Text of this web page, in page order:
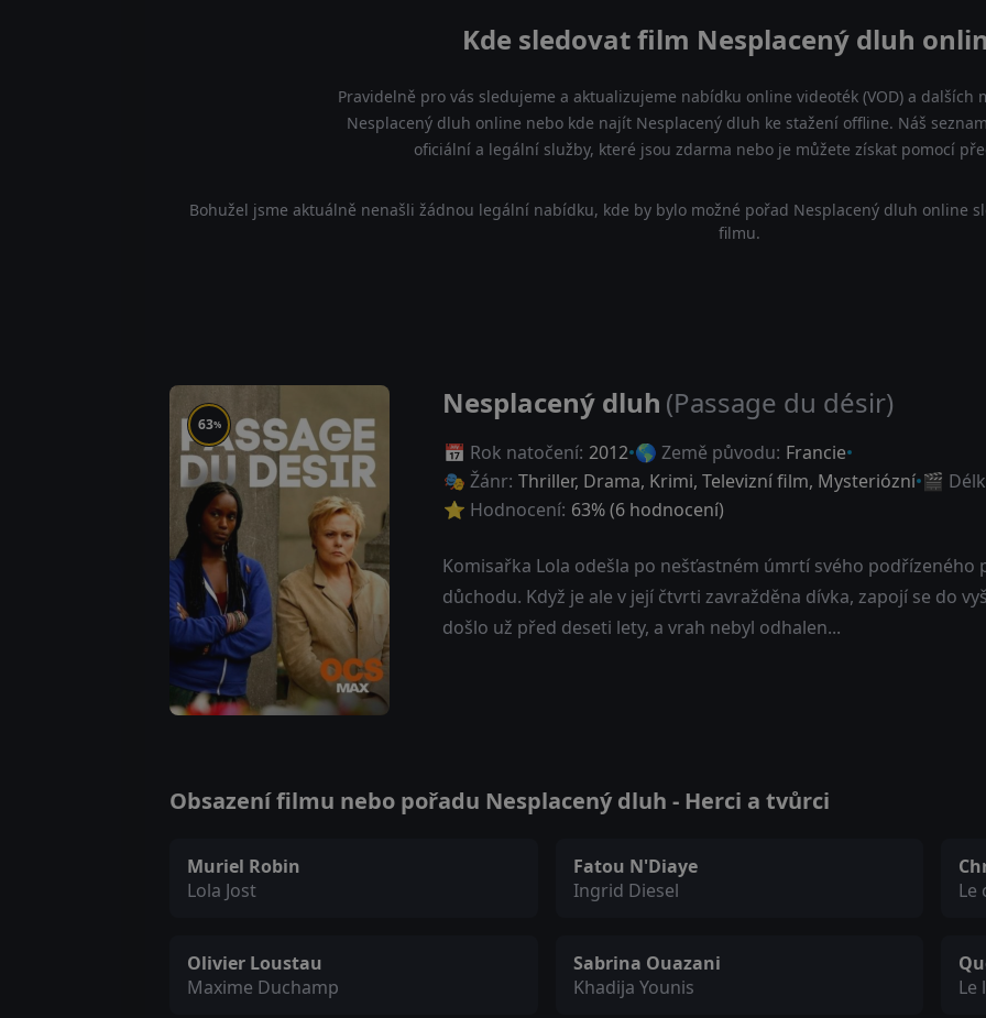
Kde sledovat film Nesplacený dluh
Pravidelně pro vás sledujeme a aktualizujeme nabídku online videoték (VOD) a dalších
Nesplacený dluh online nebo kde najít Nesplacený dluh ke stažení offline. Náš
oficiální a legální služby, které jsou zdarma nebo je můžete získat pomocí
Bohužel jsme aktuálně nenašli žádnou legální nabídku, kde by bylo možné pořad Nesplacený dluh online
filmu.
63%
Nesplacený dluh (Passage du désir)
📅 Rok natočení: 2012 🌎 Země původu: Francie
🎭 Žánr: Thriller, Drama, Krimi, Televizní film, Mysteriózní 🎬
⭐ Hodnocení: 63% (6 hodnocení)
Komisařka Lola odešla po nešťastném úmrtí svého podřízeného
důchodu. Když je ale v její čtvrti zavražděna dívka, zapojí se do
došlo už před deseti lety, a vrah nebyl odhalen...
Obsazení filmu nebo pořadu Nesplacený dluh - Herci a tvůrci
Muriel Robin
Lola Jost
Fatou N'Diaye
Ingrid Diesel
Le
Olivier Loustau
Maxime Duchamp
Sabrina Ouazani
Khadija Younis
Le